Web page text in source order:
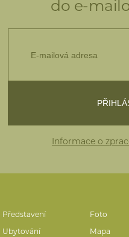
do e-
Informace o
Představení Foto
Ubytování
Mapa